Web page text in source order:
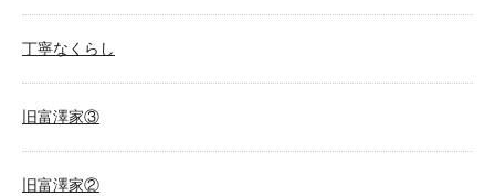
丁寧なくらし
旧富澤家③
旧富澤家②